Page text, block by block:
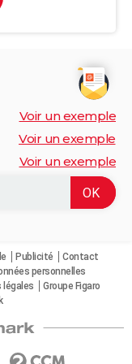
Voir un exemple
Voir un exemple
Voir un exemple
Publicité
Contact
personnelles
légales
Groupe Figaro